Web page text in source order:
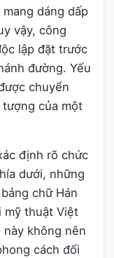
dáng dấp
vậy, công
lập đặt trước
đường. Yếu
chuyển
của một
định rõ chức
dưới, những
chữ Hán
mỹ thuật Việt
này không nên
cách đối